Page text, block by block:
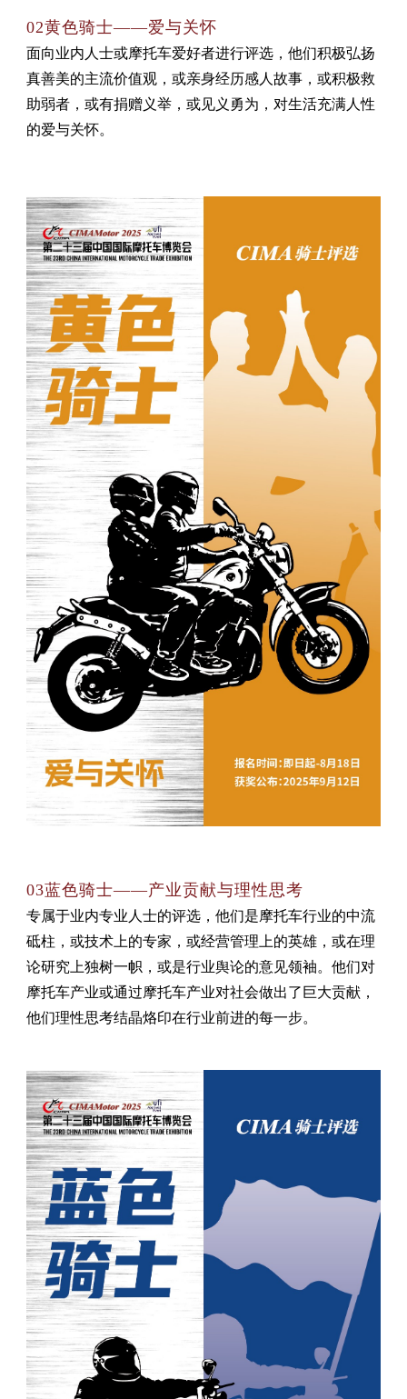
02黄色骑士——爱与关怀
面向业内人士或摩托车爱好者进行评选，他们积极弘扬
真善美的主流价值观，或亲身经历感人故事，或积极救
助弱者，或有捐赠义举，或见义勇为，对生活充满人性
的爱与关怀。
03蓝色骑士——产业贡献与理性思考
专属于业内专业人士的评选，他们是摩托车行业的中流
砥柱，或技术上的专家，或经营管理上的英雄，或在理
论研究上独树一帜，或是行业舆论的意见领袖。他们对
摩托车产业或通过摩托车产业对社会做出了巨大贡献，
他们理性思考结晶烙印在行业前进的每一步。